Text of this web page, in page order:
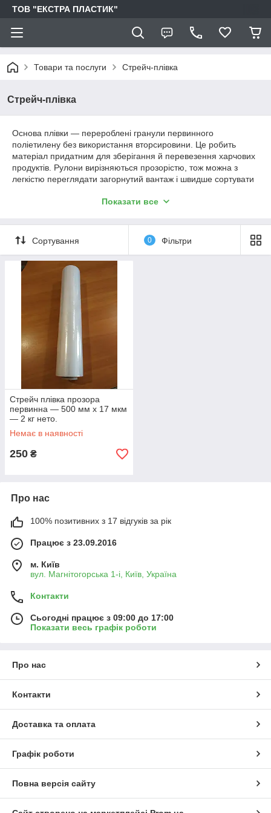
ТОВ "ЕКСТРА ПЛАСТИК"
Товари та послуги Стрейч-плівка
Стрейч-плівка
Основа плівки — перероблені гранули первинного
поліетилену без використання вторсировини. Це робить
матеріал придатним для зберігання й перевезення харчових
продуктів. Рулони вирізняються прозорістю, тож можна з
легкістю переглядати загорнутий вантаж і швидше сортувати
полегшуючи його транспортування. Вона захищає від
декількома шарами матеріалу, то вийде каркасна основа,
якої не страшні проколи та інші впливи ззовні.
Показати все
Сортування 0 Фільтри
Стрейч плівка прозора
первинна — 500 мм х 17 мкм
— 2 кг нето.
Немає в наявності
250 ₴
Про нас
100% позитивних з 17 відгуків за рік
Працює з 23.09.2016
м. Київ
вул. Магнітогорська 1-і, Київ, Україна
Контакти
Сьогодні працює з 09:00 до 17:00
Показати весь графік роботи
Про нас
Контакти
Доставка та оплата
Графік роботи
Повна версія сайту